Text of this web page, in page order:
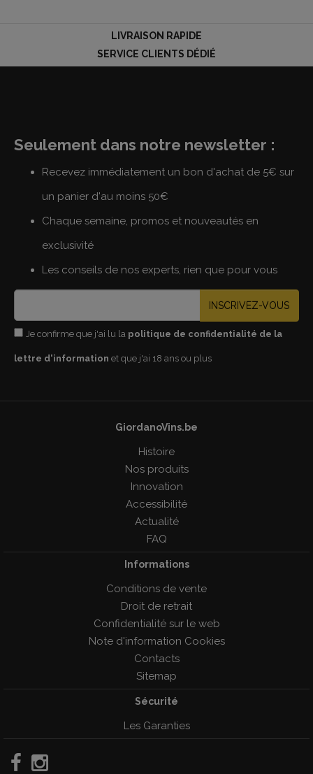
LIVRAISON RAPIDE
SERVICE CLIENTS DÉDIÉ
Seulement dans notre newsletter :
Recevez immédiatement un bon d'achat de 5€ sur
un panier d'au moins 50€
Chaque semaine, promos et nouveautés en
exclusivité
Les conseils de nos experts, rien que pour vous
INSCRIVEZ-VOUS
Je confirme que j'ai lu la politique de confidentialité de la
lettre d'information et que j'ai 18 ans ou plus
GiordanoVins.be
Histoire
Nos produits
Innovation
Accessibilité
Actualité
FAQ
Informations
Conditions de vente
Droit de retrait
Confidentialité sur le web
Note d'information Cookies
Contacts
Sitemap
Sécurité
Les Garanties